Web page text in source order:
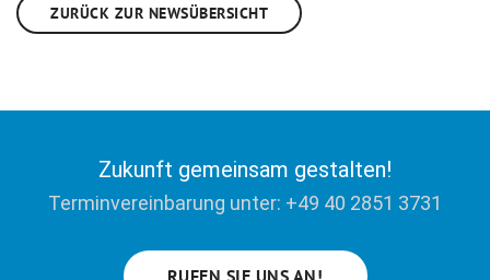
ZURÜCK ZUR NEWSÜBERSICHT
Zukunft gemeinsam gestalten!
Terminvereinbarung unter: +49 40 2851 3731
RUFEN SIE UNS AN!